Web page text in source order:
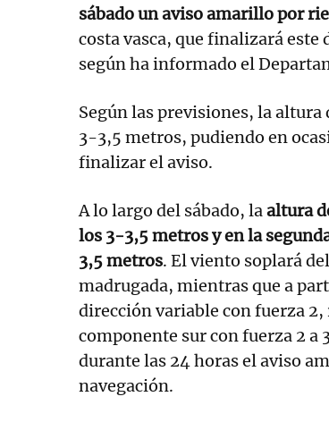
sábado un aviso amarillo por
costa vasca, que finalizará
según ha informado el
Según las previsiones, la
3-3,5 metros, pudiendo en
finalizar el aviso.
A lo largo del sábado, laaltura
los 3-3,5 metros y en la
3,5 metros. El viento soplará
madrugada, mientras que a
dirección variable con fuerza
componente sur con fuerza 2 a
durante las 24 horas el aviso
navegación.